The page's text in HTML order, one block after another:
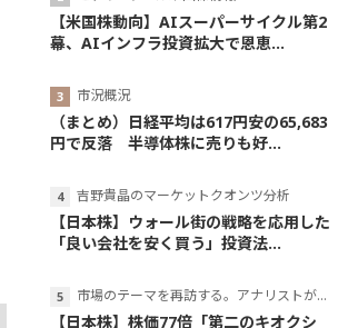
【米国株動向】AIスーパーサイクル第2
幕、AIインフラ投資拡大で恩恵...
市況概況
（まとめ）日経平均は617円安の65,683
円で反落 半導体株に売りも好...
吉野貴晶のマーケットクオンツ分析
【日本株】ウォール街の戦略を応用した
「良い会社を安く買う」投資法...
市場のテーマを再訪する。アナリストが読み解くテーマの本質
【日本株】株価77倍「第二のキオクシ